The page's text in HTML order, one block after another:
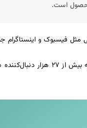
است.
فیسبوک و اینستاگرام